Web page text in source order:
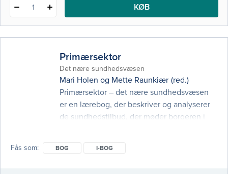
1 KØB
Primærsektor
Det nære sundhedsvæsen
Mari Holen og Mette Raunkiær (red.)
Primærsektor – det nære sundhedsvæsen
er en lærebog, der beskriver og analyserer
de sundhedstilbud, der møder borgeren i
sundhedsprofessionelle den nødvendige
Fås som BOG I-BOG